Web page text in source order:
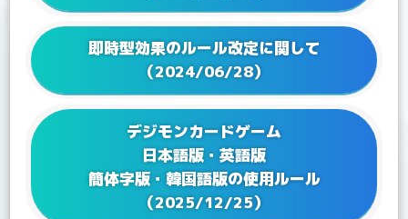
2023/07/28 Q&Aを更新！
Q&Aを更新！
2023/04/21
2023/02/17
Q&A ブースターパック VSロイヤルナイツ【BT-13】
を更新！
Q&Aを更新！
2022/12/27 Q&Aを更新！
Q&A テーマブースター オルタナティブビーイング
即時型効果のルール改定に関して
（2024/06/28）
デジモンカードゲーム
日本語版・英語版
簡体字版・韓国語版の使用ルール
（2025/12/25）